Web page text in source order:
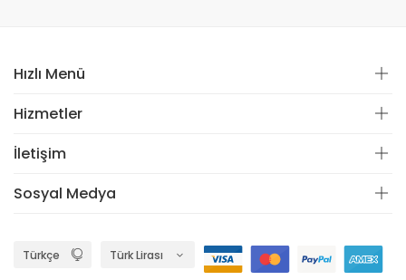
Hızlı Menü
Hizmetler
İletişim
Sosyal Medya